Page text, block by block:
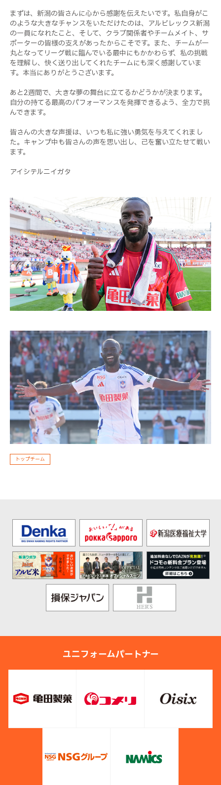
まずは、新潟の皆さんに心から感謝を伝えたいです。私自身がこ
のような大きなチャンスをいただけたのは、アルビレックス新潟
の一員になれたこと、そして、クラブ関係者やチームメイト、サ
ポーターの皆様の支えがあったからこそです。また、チームが一
丸となってリーグ戦に臨んでいる最中にもかかわらず、私の挑戦
を理解し、快く送り出してくれたチームにも深く感謝していま
す。本当にありがとうございます。
あと2週間で、大きな夢の舞台に立てるかどうかが決まります。
自分の持てる最高のパフォーマンスを発揮できるよう、全力で挑
んできます。
皆さんの大きな声援は、いつも私に強い勇気を与えてくれまし
た。キャンプ中も皆さんの声を思い出し、己を奮い立たせて戦い
ます。
アイシテルニイガタ
トップチーム
ユニフォームパートナー